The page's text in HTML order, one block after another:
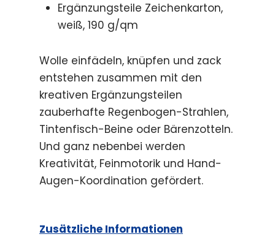
Ergänzungsteile Zeichenkarton,
weiß, 190 g/qm
Wolle einfädeln, knüpfen und zack
entstehen zusammen mit den
kreativen Ergänzungsteilen
zauberhafte Regenbogen-Strahlen,
Tintenfisch-Beine oder Bärenzotteln.
Und ganz nebenbei werden
Kreativität, Feinmotorik und Hand-
Augen-Koordination gefördert.
Zusätzliche Informationen